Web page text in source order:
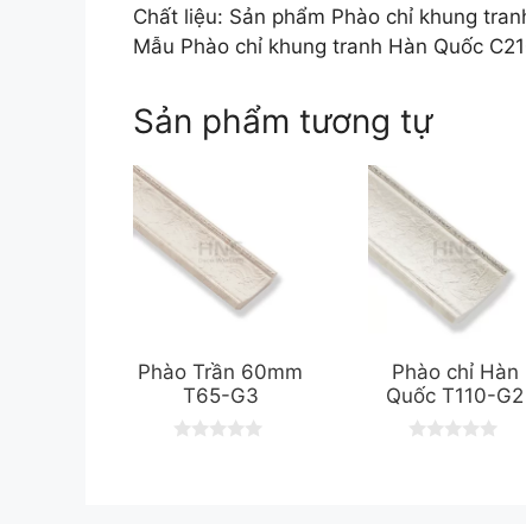
Chất liệu: Sản phẩm Phào chỉ khung
Mẫu Phào chỉ khung tranh Hàn Quốc
Sản phẩm tương tự
Phào Trần 60mm
T65-G3
Phào chỉ Hàn
Quốc T110-G2